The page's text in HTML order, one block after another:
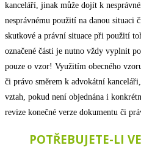
kanceláří, jinak může dojít k
nesprávnému použití na danou situaci
skutkové a právní situace při použití
označené části je nutno vždy vyplnit
pouze o vzor! Využitím obecného
či právo směrem k advokátní
vztah, pokud není objednána i
revize konečné verze dokumentu či
POTŘEBUJETE-LI